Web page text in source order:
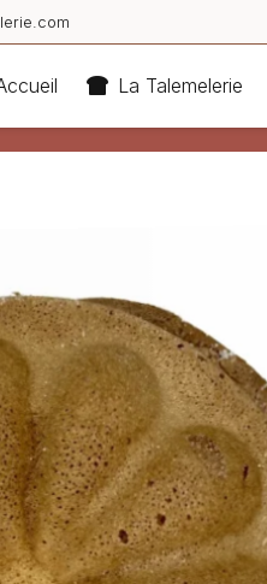
La Talemelerie